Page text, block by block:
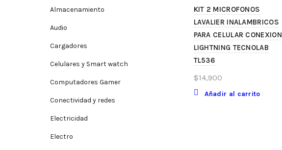
KIT 2 MICROFONOS
LAVALIER INALAMBRICOS
PARA CELULAR CONEXION
LIGHTNING TECNOLAB
TL536
$14,900
Añadir al carrito
Almacenamiento
Audio
Cargadores
Celulares y Smart watch
Computadores Gamer
Conectividad y redes
Electricidad
Electro